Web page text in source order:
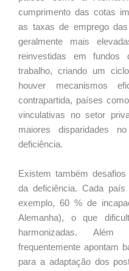
cumprimento das cotas
as taxas de emprego
geralmente mais
reinvestidas em
trabalho, criando um
houver mecanismos
contrapartida, países
vinculativas no setor
maiores disparidades
deficiência.
Existem também
da deficiência. Cada
exemplo, 60 % de
Alemanha), o que
harmonizadas.
frequentemente apontam
para a adaptação dos